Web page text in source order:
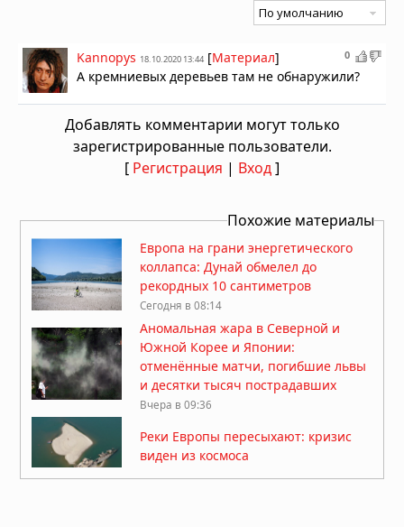
0
Kannopys 18.10.2020 13:44 [Материал]
А кремниевых деревьев там не обнаружили?
Добавлять комментарии могут только
зарегистрированные пользователи.
[ Регистрация | Вход]
Похожие материалы
Европа на грани энергетического
коллапса: Дунай обмелел до
рекордных 10 сантиметров
Сегодня в 08:14
Аномальная жара в Северной и
Южной Корее и Японии:
отменённые матчи, погибшие львы
и десятки тысяч пострадавших
Вчера в 09:36
Реки Европы пересыхают: кризис
виден из космоса